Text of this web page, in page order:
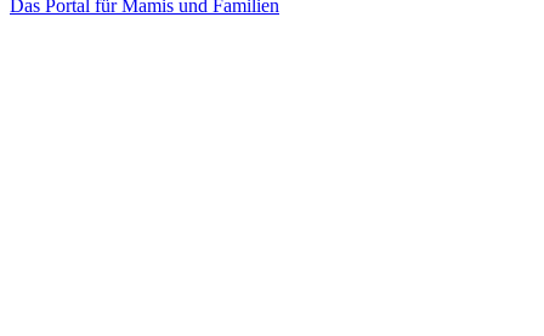
Das Portal für Mamis und Familien